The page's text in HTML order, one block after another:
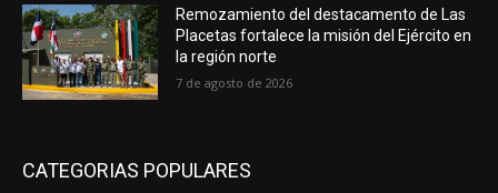
Remozamiento del destacamento de Las
Placetas fortalece la misión del Ejército en
la región norte
7 de agosto de 2026
CATEGORIAS POPULARES